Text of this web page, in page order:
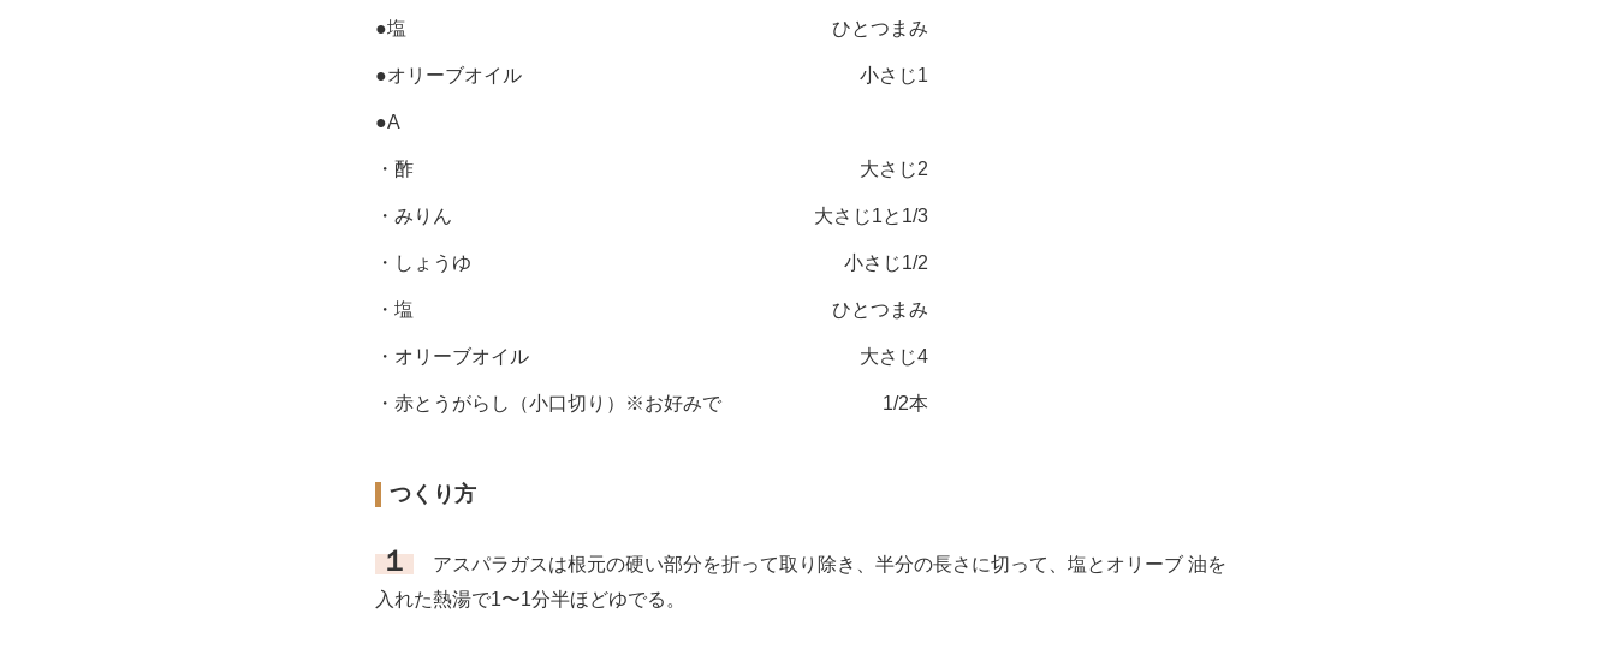
●塩 ひとつまみ
●オリーブオイル 小さじ1
●A
・酢 大さじ2
・みりん 大さじ1と1/3
・しょうゆ 小さじ1/2
・塩 ひとつまみ
・オリーブオイル 大さじ4
・赤とうがらし（小口切り）※お好みで 1/2本
つくり方
１
アスパラガスは根元の硬い部分を折って取り除き、半分の長さに切って、塩とオリーブ 油を
入れた熱湯で1〜1分半ほどゆでる。